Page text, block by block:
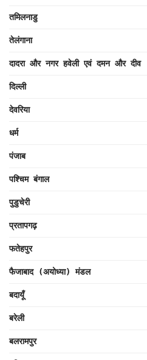
तमिलनाडु
तेलंगाना
दादरा और नगर हवेली एवं दमन और दीव
दिल्ली
देवरिया
धर्म
पंजाब
पश्चिम बंगाल
पुडुचेरी
प्रतापगढ़
फतेहपुर
फैजाबाद (अयोध्या) मंडल
बदायूँ
बरेली
बलरामपुर